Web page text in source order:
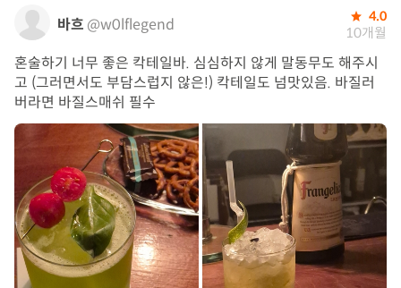
바흐 @w0lflegend 4.0
10개월
혼술하기 너무 좋은 칵테일바. 심심하지 않게 말동무도 해주시
고 (그러면서도 부담스럽지 않은!) 칵테일도 넘맛있음. 바질러
버라면 바질스매쉬 필수